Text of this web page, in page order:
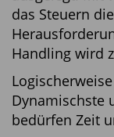
das Steuern
Handling wird
Dynamischste
bedürfen Zeit